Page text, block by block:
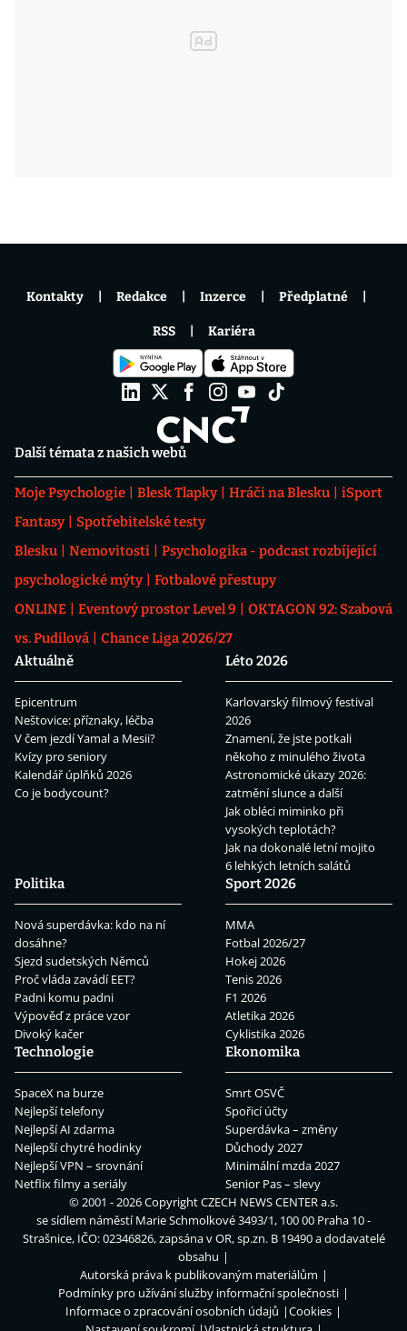
Další témata z našich webů
Moje Psychologie Blesk Tlapky Hráči na Blesku
iSport
Fantasy
Spotřebitelské testy
Blesku
Nemovitosti
Psychologika - podcast rozbíjející
psychologické mýty
Fotbalové přestupy
ONLINE
Eventový prostor Level 9
OKTAGON 92: Szabová
vs. Pudilová
Chance Liga 2026/27
Aktuálně
Epicentrum
Neštovice: příznaky, léčba
V čem jezdí Yamal a Mesii?
Kvízy pro seniory
Kalendář úplňků 2026
Co je bodycount?
Léto 2026
Karlovarský filmový festival
2026
Znamení, že jste potkali
někoho z minulého života
Astronomické úkazy 2026:
zatmění slunce a další
Jak obléci miminko při
vysokých teplotách?
Jak na dokonalé letní mojito
6 lehkých letních salátů
Politika
Nová superdávka: kdo na ní
dosáhne?
Sjezd sudetských Němců
Proč vláda zavádí EET?
Padni komu padni
Výpověď z práce vzor
Divoký kačer
Sport 2026
MMA
Fotbal 2026/27
Hokej 2026
Tenis 2026
F1 2026
Atletika 2026
Cyklistika 2026
Technologie
SpaceX na burze
Nejlepší telefony
Nejlepší AI zdarma
Nejlepší chytré hodinky
Nejlepší VPN – srovnání
Netflix filmy a seriály
Ekonomika
Smrt OSVČ
Spořicí účty
Superdávka – změny
Důchody 2027
Minimální mzda 2027
Senior Pas – slevy
Kontakty Redakce Inzerce Předplatné
RSS Kariéra
© 2001 - 2026 CopyrightCZECH NEWS CENTER a.s.
se sídlem náměstí Marie Schmolkové 3493/1, 100 00 Praha 10 -
Strašnice, IČO: 02346826, zapsána v OR, sp.zn. B 19490 a dodavatelé
obsahu
Autorská práva k publikovaným materiálům
Podmínky pro užívání služby informační společnosti
Informace o zpracování osobních údajů
Cookies